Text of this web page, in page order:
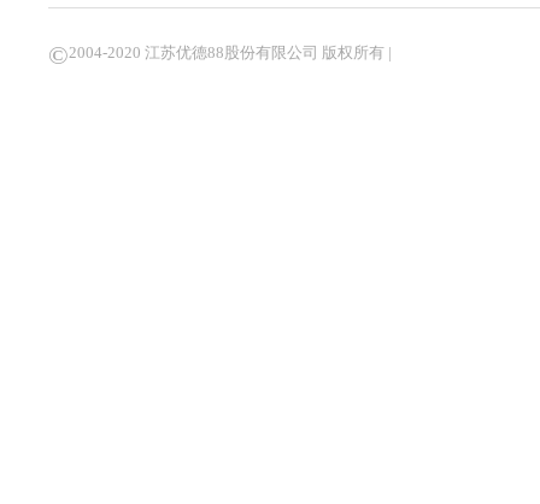
©2004-2020 江苏优德88股份有限公司 版权所有 |